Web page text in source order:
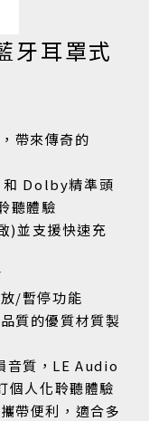
牙耳罩式
帶來傳奇的
Dolby精準頭
聽體驗
)並支援快速充
/暫停功能
質的優質材質製
質，LE Audio
人化聆聽體驗
帶便利，適合多